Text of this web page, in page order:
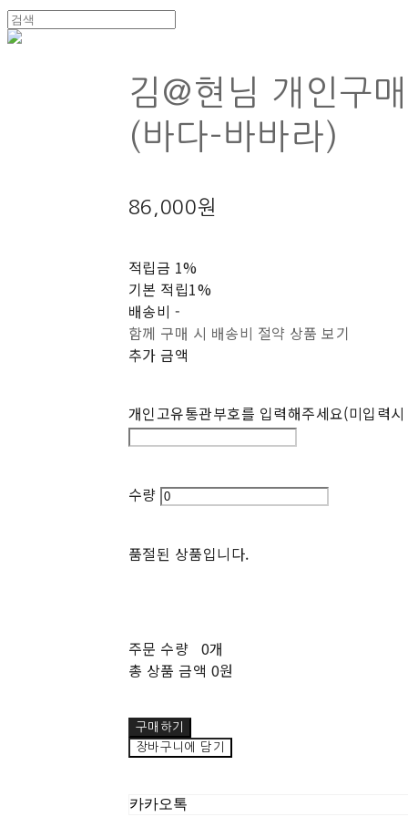
김@현님 개인구
(바다-바바라)
86,000원
적립금 1%
기본 적립1%
배송비 -
함께 구매 시 배송비 절약 상품 보기
추가 금액
개인고유통관부호를 입력해주세요(미입력
수량
품절된 상품입니다.
주문 수량 0개
총 상품 금액 0원
구매하기
장바구니에 담기
카카오톡